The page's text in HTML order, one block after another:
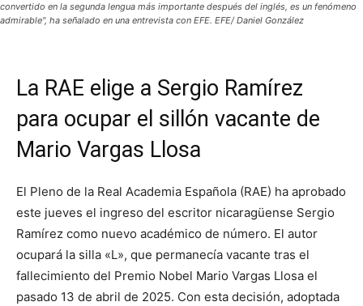
convertido en la segunda lengua más importante después del inglés, es un fenómeno
admirable", ha señalado en una entrevista con EFE. EFE/ Daniel González
La RAE elige a Sergio Ramírez
para ocupar el sillón vacante de
Mario Vargas Llosa
El Pleno de la Real Academia Española (RAE) ha aprobado
este jueves el ingreso del escritor nicaragüense Sergio
Ramírez como nuevo académico de número. El autor
ocupará la silla «L», que permanecía vacante tras el
fallecimiento del Premio Nobel Mario Vargas Llosa el
pasado 13 de abril de 2025. Con esta decisión, adoptada